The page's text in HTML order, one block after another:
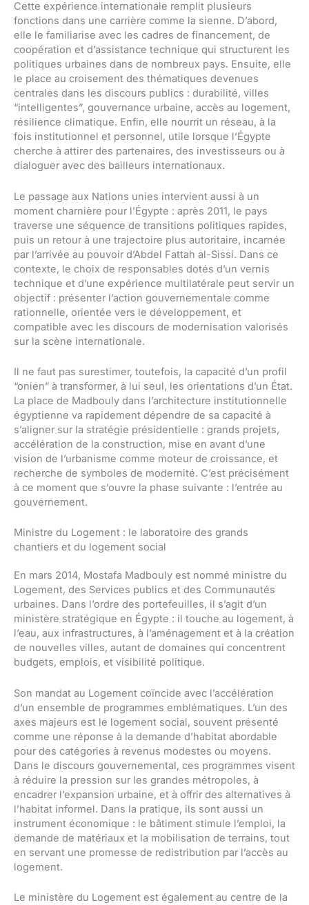
Cette expérience internationale remplit plusieurs
fonctions dans une carrière comme la sienne. D’abord,
elle le familiarise avec les cadres de financement, de
coopération et d’assistance technique qui structurent les
politiques urbaines dans de nombreux pays. Ensuite, elle
le place au croisement des thématiques devenues
centrales dans les discours publics : durabilité, villes
“intelligentes”, gouvernance urbaine, accès au logement,
résilience climatique. Enfin, elle nourrit un réseau, à la
fois institutionnel et personnel, utile lorsque l’Égypte
cherche à attirer des partenaires, des investisseurs ou à
dialoguer avec des bailleurs internationaux.
Le passage aux Nations unies intervient aussi à un
moment charnière pour l’Égypte : après 2011, le pays
traverse une séquence de transitions politiques rapides,
puis un retour à une trajectoire plus autoritaire, incarnée
par l’arrivée au pouvoir d’Abdel Fattah al-Sissi. Dans ce
contexte, le choix de responsables dotés d’un vernis
technique et d’une expérience multilatérale peut servir un
objectif : présenter l’action gouvernementale comme
rationnelle, orientée vers le développement, et
compatible avec les discours de modernisation valorisés
sur la scène internationale.
Il ne faut pas surestimer, toutefois, la capacité d’un profil
“onien” à transformer, à lui seul, les orientations d’un État.
La place de Madbouly dans l’architecture institutionnelle
égyptienne va rapidement dépendre de sa capacité à
s’aligner sur la stratégie présidentielle : grands projets,
accélération de la construction, mise en avant d’une
vision de l’urbanisme comme moteur de croissance, et
recherche de symboles de modernité. C’est précisément
à ce moment que s’ouvre la phase suivante : l’entrée au
gouvernement.
Ministre du Logement : le laboratoire des grands
chantiers et du logement social
En mars 2014, Mostafa Madbouly est nommé ministre du
Logement, des Services publics et des Communautés
urbaines. Dans l’ordre des portefeuilles, il s’agit d’un
ministère stratégique en Égypte : il touche au logement, à
l’eau, aux infrastructures, à l’aménagement et à la création
de nouvelles villes, autant de domaines qui concentrent
budgets, emplois, et visibilité politique.
Son mandat au Logement coïncide avec l’accélération
d’un ensemble de programmes emblématiques. L’un des
axes majeurs est le logement social, souvent présenté
comme une réponse à la demande d’habitat abordable
pour des catégories à revenus modestes ou moyens.
Dans le discours gouvernemental, ces programmes visent
à réduire la pression sur les grandes métropoles, à
encadrer l’expansion urbaine, et à offrir des alternatives à
l’habitat informel. Dans la pratique, ils sont aussi un
instrument économique : le bâtiment stimule l’emploi, la
demande de matériaux et la mobilisation de terrains, tout
en servant une promesse de redistribution par l’accès au
logement.
Le ministère du Logement est également au centre de la